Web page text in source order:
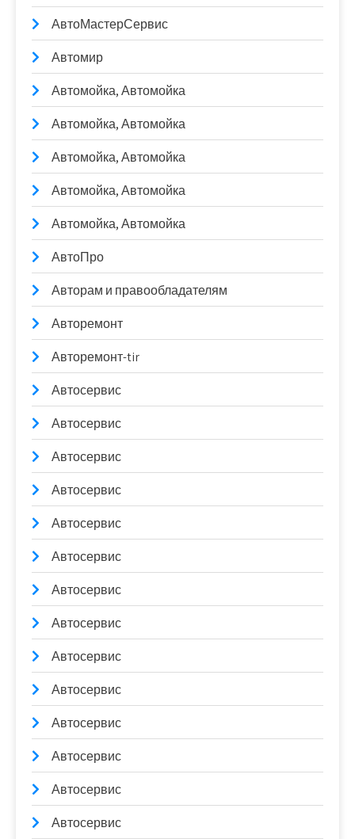
АвтоМастерСервис
Автомир
Автомойка, Автомойка
Автомойка, Автомойка
Автомойка, Автомойка
Автомойка, Автомойка
Автомойка, Автомойка
АвтоПро
Авторам и правообладателям
Авторемонт
Авторемонт-tir
Автосервис
Автосервис
Автосервис
Автосервис
Автосервис
Автосервис
Автосервис
Автосервис
Автосервис
Автосервис
Автосервис
Автосервис
Автосервис
Автосервис